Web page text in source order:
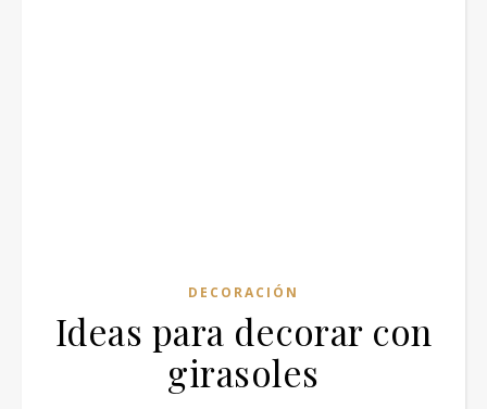
DECORACIÓN
Ideas para decorar con
girasoles